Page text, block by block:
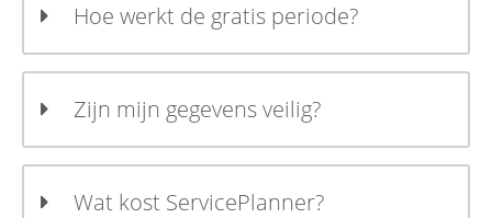
Hoe werkt de gratis periode?
Zijn mijn gegevens veilig?
Wat kost ServicePlanner?